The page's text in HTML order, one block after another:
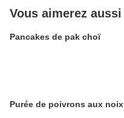
Vous aimerez aussi
Pancakes de pak choï
Purée de poivrons aux noix